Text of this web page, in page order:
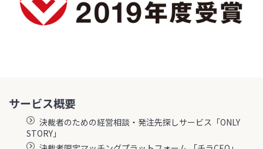
サービス概要
決裁者のための経営相談・発注先探しサービス「ONLY
STORY」